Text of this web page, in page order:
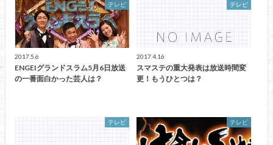
テレビ
2017.5.6
ENGEIグランドスラム5月6日放送
の一番面白かった芸人は？
テレビ
2017.4.16
スマステの重大発表は放送時間変
更！もうひとつは？
テレビ テレビ